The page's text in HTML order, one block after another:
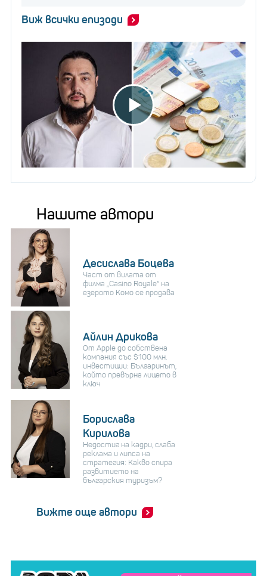
Виж всички епизоди
Нашите автори
Десислава Боцева
Част от вилата от
филма „Casino Royale“ на
езерото Комо се продава
Айлин Дрикова
От Apple до собствена
компания със $100 млн.
инвестиции: Българинът,
който превърна лицето в
ключ
Борислава
Кирилова
Недостиг на кадри, слаба
реклама и липса на
стратегия: Какво спира
развитието на
българския туризъм?
Вижте още автори